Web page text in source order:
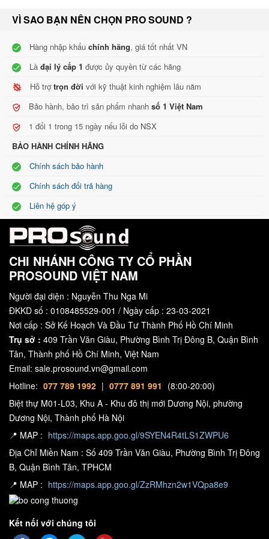
Sốc gắn sốc - độ nhạy thấp để tác động và xử lý tiếng ồn
Mẫu pickup Cardioid - cách nhiệt từ các tín hiệu trên sân khấu
khác
Nam châm sắt Neodymium có boron - giữ ổn định mic bất kể
khí hậu
Vòng Falcon - âm thanh nhất quán theo thời gian
VÌ SAO BẠN NÊN CHỌN PRO SOUND ?
Hàng nhập khẩu chính hãng, giá tốt nhất VN
Là đại lý cấp 1 được ủy quyền từ các hãng
Hỗ trợtrọn đời với kỹ thuật kinh nghiệm lâu năm
Bảo hành, bảo trì sản phẩm nhanh số 1 Việt Nam
1 đổi 1 trong 15 ngày nếu lỗi do NSX
BẢO HÀNH CHÍNH HÃNG
Chính sách bảo hành
Chính sách đổi trả hàng
Liên hệ góp ý
CHI NHÁNH CÔNG TY CỔ PHẦN
PROSOUND VIỆT NAM
Người đại diện : Nguyễn Thu Nga Mi
ĐKKD số : 0108485529-001 / Ngày cấp : 23-03-2021
Nơi cấp : Sở Kế Hoạch Và Đầu Tư Thành Phố Hồ Chí Minh
Trụ sở : 409 Trần Văn Giàu, Phường Bình Trị Đông B, Quận Bình
Tân, Thành phố Hồ Chí Minh, Việt Nam
Email: sale.prosound.vn@gmail.com
Hotline: 077 789 1992 | 0777 891 991 (8:00-20:00)
Biệt thự M01-L03, Khu A - Khu đô thị mới Dương Nội, phường
Dương Nội, Thành phố Hà Nội
📍 MAP : https://maps.app.goo.gl/9SYEN4R4tLS1ZWPU6
Địa Chỉ Miền Nam : Số 409 Trần Văn Giàu, Phường Bình Trị Đông
B, Quận Bình Tân, TPHCM
📍 MAP : https://maps.app.goo.gl/ZzRMhzn2w1VQpa8e9
Kết nối với chúng tôi